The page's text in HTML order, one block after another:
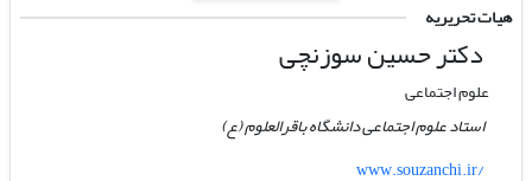
هیات تحریریه
دکتر حسین سوزنچی
علوم اجتماعی
استاد علوم اجتماعی دانشگاه باقرالعلوم (ع)
www.souzanchi.ir/